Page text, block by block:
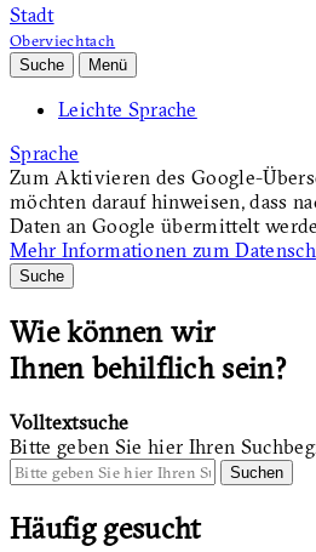
Stadt
Oberviechtach
Suche Menü
Leichte Sprache
Sprache
Zum Aktivieren des Google-
möchten darauf hinweisen, dass
Daten an Google übermittelt
Mehr Informationen zum
Suche
Wie können wir
Ihnen behilflich sein?
Volltextsuche
Bitte geben Sie hier Ihren
Suchen
Häufig gesucht